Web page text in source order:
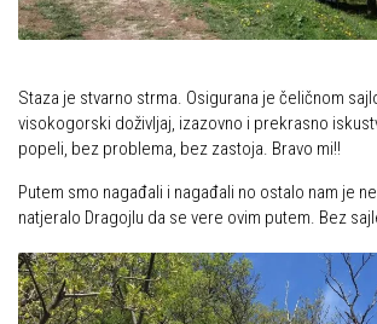
Staza je stvarno strma. Osigurana je čeličnom
visokogorski doživljaj, izazovno i prekrasno
popeli, bez problema, bez zastoja. Bravo mi!!
Putem smo nagađali i nagađali no ostalo nam je
natjeralo Dragojlu da se vere ovim putem. Bez